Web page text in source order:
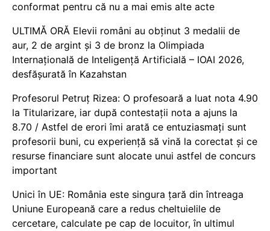
conformat pentru că nu a mai emis alte acte
ULTIMĂ ORĂ Elevii români au obținut 3 medalii de
aur, 2 de argint și 3 de bronz la Olimpiada
Internațională de Inteligență Artificială – IOAI 2026,
desfășurată în Kazahstan
Profesorul Petruț Rizea: O profesoară a luat nota 4.90
la Titularizare, iar după contestații nota a ajuns la
8.70 / Astfel de erori îmi arată ce entuziasmați sunt
profesorii buni, cu experiență să vină la corectat și ce
resurse financiare sunt alocate unui astfel de concurs
important
Unici în UE: România este singura țară din întreaga
Uniune Europeană care a redus cheltuielile de
cercetare, calculate pe cap de locuitor, în ultimul